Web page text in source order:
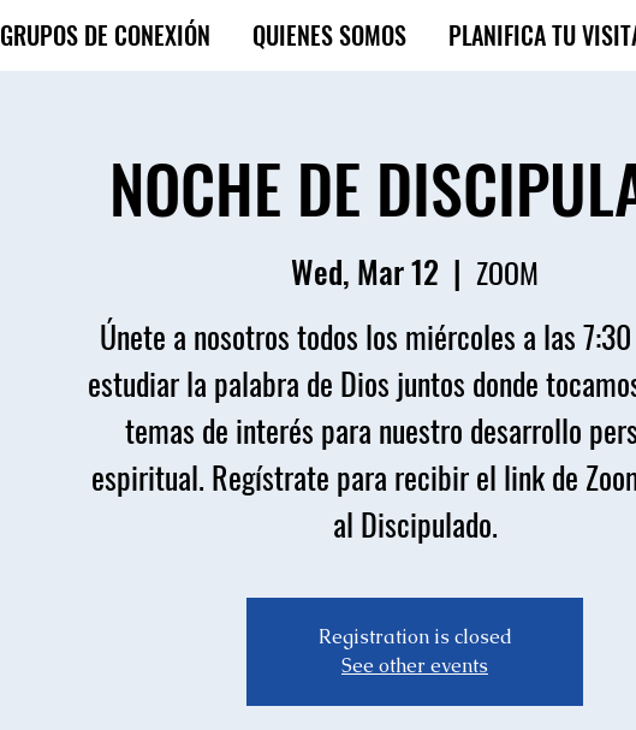
GRUPOS DE CONEXIÓN QUIENES SOMOS PLANIFICA TU
NOCHE DE
Wed, Mar 12
  |
ZOOM
Únete a nosotros todos los miércoles a las
estudiar la palabra de Dios juntos donde
temas de interés para nuestro desarrollo
espiritual. Regístrate para recibir el link de
al Discipulado.
Registration is closed
See other events